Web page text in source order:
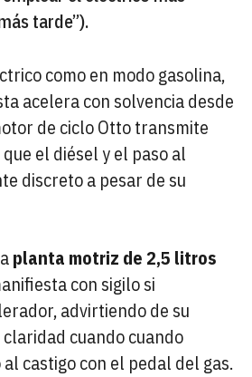
tarde”).
como en modo gasolina,
acelera con solvencia desde
de ciclo Otto transmite
el diésel y el paso al
discreto a pesar de su
planta motriz de 2,5 litros
con sigilo si
advirtiendo de su
cuando cuando
castigo con el pedal del gas.